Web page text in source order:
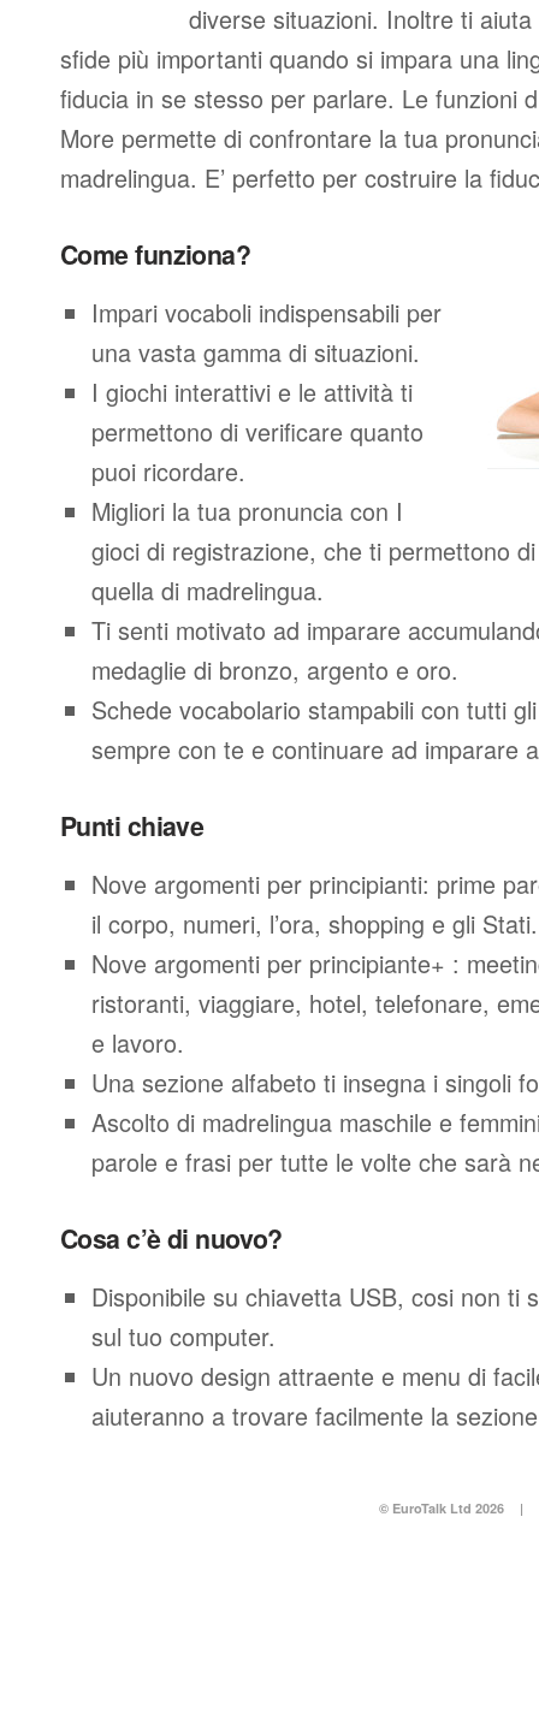
diverse situazioni. Inoltre ti
sfide più importanti quando si impara una
fiducia in se stesso per parlare. Le funzioni
More permette di confrontare la tua
madrelingua. E’ perfetto per costruire la
Come funziona?
Impari vocaboli indispensabili per
una vasta gamma di situazioni.
I giochi interattivi e le attività ti
permettono di verificare quanto
puoi ricordare.
Migliori la tua pronuncia con I
gioci di registrazione, che ti permettono
quella di madrelingua.
Ti senti motivato ad imparare
medaglie di bronzo, argento e oro.
Schede vocabolario stampabili con tutti
sempre con te e continuare ad imparare
Punti chiave
Nove argomenti per principianti: prime
il corpo, numeri, l’ora, shopping e gli Stati.
Nove argomenti per principiante+ :
ristoranti, viaggiare, hotel, telefonare,
e lavoro.
Una sezione alfabeto ti insegna i singoli
Ascolto di madrelingua maschile e
parole e frasi per tutte le volte che sarà
Cosa c’è di nuovo?
Disponibile su chiavetta USB, cosi non ti
sul tuo computer.
Un nuovo design attraente e menu di
aiuteranno a trovare facilmente la
© EuroTalk Ltd 2026 |